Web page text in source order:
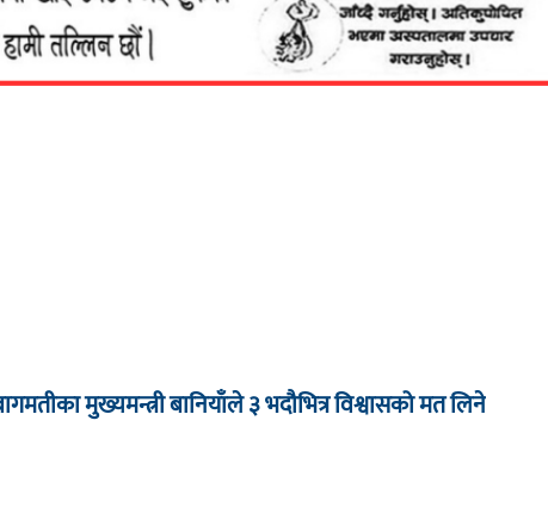
मुख्यमन्त्री बानियाँले ३ भदौभित्र विश्वासको मत लिने